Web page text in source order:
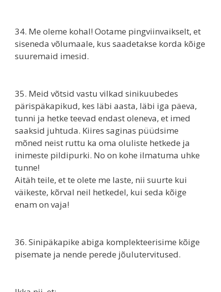
34. Me oleme kohal! Ootame pingviinvaikselt, et
siseneda võlumaale, kus saadetakse korda kõige
suuremaid imesid.
35. Meid võtsid vastu vilkad sinikuubedes
pärispäkapikud, kes läbi aasta, läbi iga päeva,
tunni ja hetke teevad endast oleneva, et imed
saaksid juhtuda. Kiires saginas püüdsime
mõned neist ruttu ka oma oluliste hetkede ja
inimeste pildipurki. No on kohe ilmatuma uhke
tunne!
Aitäh teile, et te olete me laste, nii suurte kui
väikeste, kõrval neil hetkedel, kui seda kõige
enam on vaja!
36. Sinipäkapike abiga komplekteerisime kõige
pisemate ja nende perede jõulutervitused.